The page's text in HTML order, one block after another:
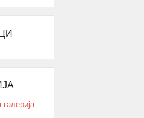
ПРАКСИ
за средношколците при
на работната пракса
галерија